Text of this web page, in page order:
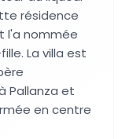
résidence
l'a nommée
La villa est
Pallanza et
en centre